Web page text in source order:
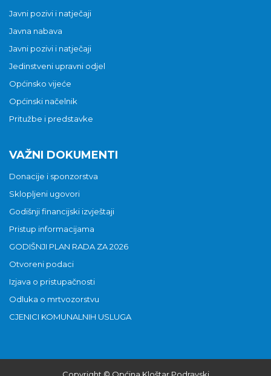
Javni pozivi i natječaji
Javna nabava
Javni pozivi i natječaji
Jedinstveni upravni odjel
Općinsko vijeće
Općinski načelnik
Pritužbe i predstavke
VAŽNI DOKUMENTI
Donacije i sponzorstva
Sklopljeni ugovori
Godišnji financijski izvještaji
Pristup informacijama
GODIŠNJI PLAN RADA ZA 2026
Otvoreni podaci
Izjava o pristupačnosti
Odluka o mrtvozorstvu
CJENICI KOMUNALNIH USLUGA